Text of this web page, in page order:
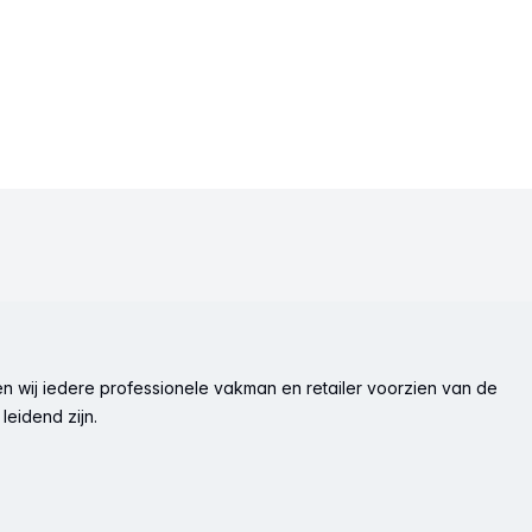
wij iedere professionele vakman en retailer voorzien van de
zijn.